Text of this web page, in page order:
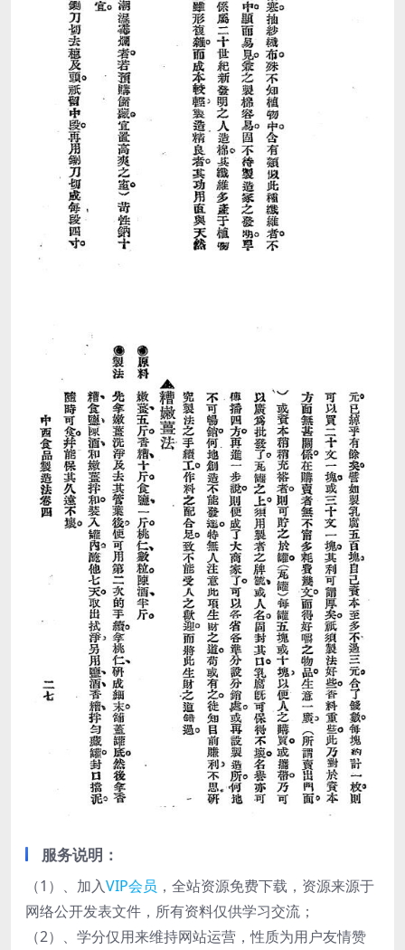
服务说明：
（1）、加入VIP会员 ，全站资源免费下载，资源来源于
网络公开发表文件，所有资料仅供学习交流；
（2）、学分仅用来维持网站运营，性质为用户友情赞